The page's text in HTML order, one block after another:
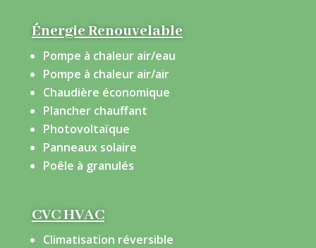
Énergie Renouvelable
Pompe à chaleur air/eau
Pompe à chaleur air/air
Chaudière économique
Plancher chauffant
Photovoltaïque
Panneaux solaire
Poêle à granulés
CVC HVAC
Climatisation réversible